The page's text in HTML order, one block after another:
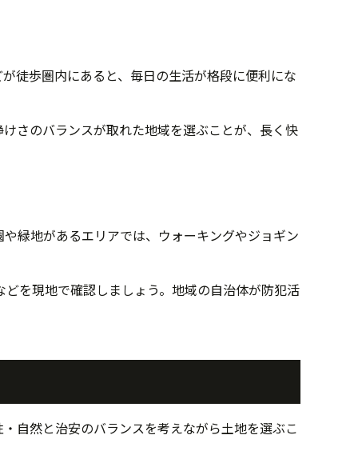
徒歩圏内にあると、毎日の生活が格段に便利にな
さのバランスが取れた地域を選ぶことが、長く快
緑地があるエリアでは、ウォーキングやジョギン
を現地で確認しましょう。地域の自治体が防犯活
自然と治安のバランスを考えながら土地を選ぶこ